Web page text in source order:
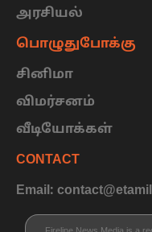
அரசியல்
பொழுதுபோக்கு
சினிமா
விமர்சனம்
வீடியோக்கள்
CONTACT
Email: